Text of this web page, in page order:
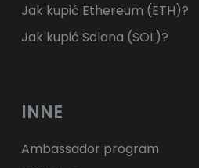
Jak kupić Ethereum (ETH)?
Jak kupić Solana (SOL)?
INNE
Ambassador program